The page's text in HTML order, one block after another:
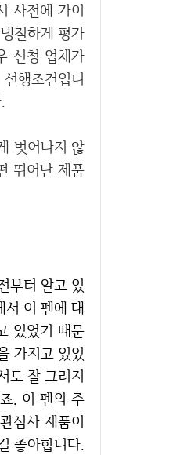
사전에 가이
철하게 평가
신청 업체가
행조건입니
뛰어난 제품
서 이 펜에 대
있었기 때문
가지고 있었
도 잘 그려지
. 이 펜의 주
심사 제품이
좋아합니다.